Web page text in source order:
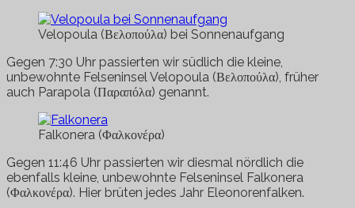
Velopoula (Βελοπούλα) bei Sonnenaufgang
Gegen 7:30 Uhr passierten wir südlich die kleine,
unbewohnte Felseninsel Velopoula (Βελοπούλα), früher
auch Parapola (Παραπόλα) genannt.
Falkonera (Φαλκονέρα)
Gegen 11:46 Uhr passierten wir diesmal nördlich die
ebenfalls kleine, unbewohnte Felseninsel Falkonera
(Φαλκονέρα). Hier brüten jedes Jahr Eleonorenfalken.